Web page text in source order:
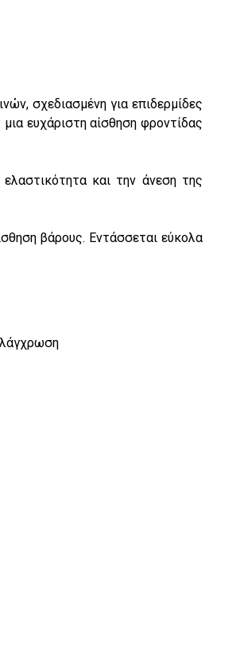
σχεδιασμένη για επιδερμίδες
ευχάριστη αίσθηση φροντίδας
και την άνεση της
βάρους. Εντάσσεται εύκολα